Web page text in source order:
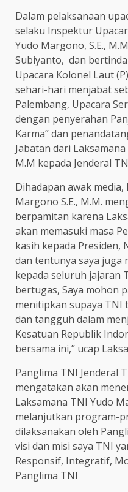
Dalam pelaksanaan
selaku Inspektur
Yudo Margono, S.E.,
Subiyanto, dan
Upacara Kolonel Laut
sehari-hari menjabat
Palembang, Upacara
dengan penyerahan
Karma” dan
Jabatan dari
M.M kepada Jenderal
Dihadapan awak
Margono S.E., M.M.
berpamitan karena
akan memasuki masa
kasih kepada
dan tentunya saya juga
kepada seluruh jajaran
bertugas, Saya mohon
menitipkan supaya
dan tangguh dalam
Kesatuan Republik
bersama ini,” ucap
Panglima TNI Jenderal
mengatakan akan
Laksamana TNI Yudo
melanjutkan program-
dilaksanakan oleh
visi dan misi saya TNI
Responsif, Integratif,
Panglima TNI